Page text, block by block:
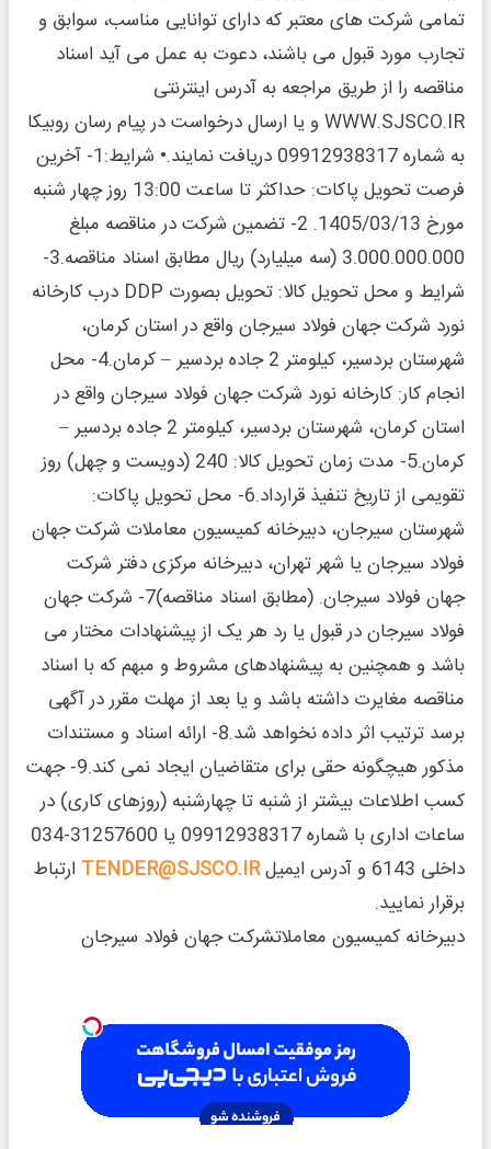
تمامی شرکت های معتبر که دارای توانایی مناسب، سوابق و
تجارب مورد قبول می باشند، دعوت به عمل می آید اسناد
مناقصه را از طریق مراجعه به آدرس اینترنتی
WWW.SJSCO.IR و یا ارسال درخواست در پیام رسان روبیکا
به شماره 09912938317 دریافت نمایند.• شرایط:1- آخرین
فرصت تحویل پاکات: حداکثر تا ساعت 13:00 روز چهار شنبه
مورخ 1405/03/13. 2- تضمین شرکت در مناقصه مبلغ
3.000.000.000 (سه میلیارد) ریال مطابق اسناد مناقصه.3-
شرایط و محل تحویل کالا: تحویل بصورت DDP درب کارخانه
نورد شرکت جهان فولاد سیرجان واقع در استان کرمان،
شهرستان بردسیر، کیلومتر 2 جاده بردسیر – کرمان.4- محل
انجام کار: کارخانه نورد شرکت جهان فولاد سیرجان واقع در
استان کرمان، شهرستان بردسیر، کیلومتر 2 جاده بردسیر –
کرمان.5- مدت زمان تحویل کالا: 240 (دویست و چهل) روز
تقویمی از تاریخ تنفیذ قرارداد.6- محل تحویل پاکات:
شهرستان سیرجان، دبیرخانه کمیسیون معاملات شرکت جهان
فولاد سیرجان یا شهر تهران، دبیرخانه مرکزی دفتر شرکت
جهان فولاد سیرجان. (مطابق اسناد مناقصه)7- شرکت جهان
فولاد سیرجان در قبول یا رد هر یک از پیشنهادات مختار می
باشد و همچنین به پیشنهادهای مشروط و مبهم که با اسناد
مناقصه مغایرت داشته باشد و یا بعد از مهلت مقرر در آگهی
برسد ترتیب اثر داده نخواهد شد.8- ارائه اسناد و مستندات
مذکور هیچگونه حقی برای متقاضیان ایجاد نمی کند.9- جهت
کسب اطلاعات بیشتر از شنبه تا چهارشنبه (روزهای کاری) در
ساعات اداری با شماره 09912938317 یا 31257600-034
داخلی 6143 و آدرس ایمیل
TENDER@SJSCO.IR ارتباط
برقرار نمایید.
دبیرخانه کمیسیون معاملاتشرکت جهان فولاد سیرجان